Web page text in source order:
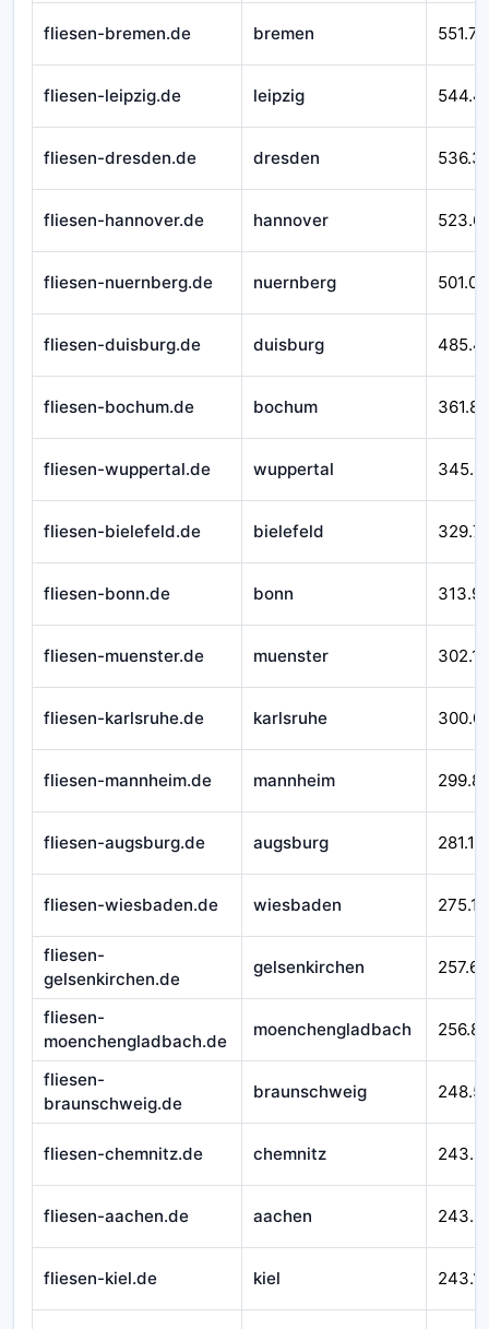
fliesen-bremen.de bremen
fliesen-leipzig.de leipzig
fliesen-dresden.de dresden
fliesen-hannover.de hannover
fliesen-nuernberg.de nuernberg
fliesen-duisburg.de duisburg
fliesen-bochum.de bochum
fliesen-wuppertal.de wuppertal
fliesen-bielefeld.de bielefeld
fliesen-bonn.de bonn
fliesen-muenster.de muenster
fliesen-karlsruhe.de karlsruhe
fliesen-mannheim.de mannheim
fliesen-augsburg.de augsburg 281.111
fliesen-wiesbaden.de wiesbaden
fliesen-
gelsenkirchen.de
gelsenkirchen
fliesen-
moenchengladbach.de
moenchengladbach
fliesen-
braunschweig.de
braunschweig
fliesen-chemnitz.de chemnitz
fliesen-aachen.de aachen
fliesen-kiel.de kiel